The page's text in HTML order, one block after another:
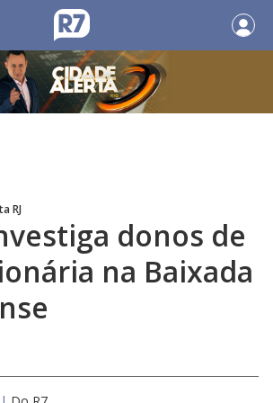
RJ
donos de
na Baixada